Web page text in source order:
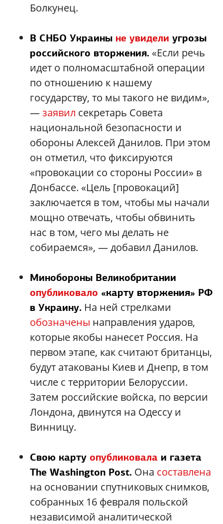
Болкунец.
В СНБО Украины не увидели угрозы
российского вторжения. «Если речь
идет о полномасштабной операции
по отношению к нашему
государству, то мы такого не видим»,
—заявил секретарь Совета
национальной безопасности и
обороны Алексей Данилов. При этом
он отметил, что фиксируются
«провокации со стороны России» в
Донбассе. «Цель [провокаций]
заключается в том, чтобы мы начали
мощно отвечать, чтобы обвинить
нас в том, чего мы делать не
собираемся», — добавил Данилов.
Минобороны Великобритании
опубликовало «карту вторжения» РФ
в Украину. На ней стрелками
обозначены направления ударов,
которые якобы нанесет Россия. На
первом этапе, как считают британцы,
будут атакованы Киев и Днепр, в том
числе с территории Белоруссии.
Затем российские войска, по версии
Лондона, двинутся на Одессу и
Винницу.
Свою карту опубликовала и газета
The Washington Post. Она составлена
на основании спутниковых снимков,
собранных 16 февраля польской
независимой аналитической